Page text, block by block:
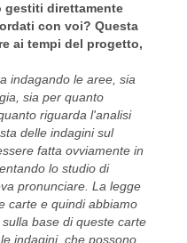
gestiti direttamente
con voi? Questa
ai tempi del progetto,
indagando le aree, sia
sia per quanto
riguarda l'analisi
delle indagini sul
fatta ovviamente in
lo studio di
pronunciare. La legge
carte e quindi abbiamo
base di queste carte
indagini, che possono